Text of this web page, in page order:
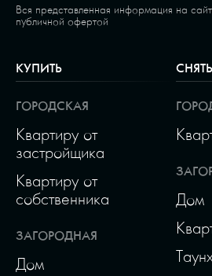
КУПИТЬ
ГОРОДСКАЯ
Квартиру от
застройщика
Квартиру от
собственника
ЗАГОРОДНАЯ
Дом
СНЯТЬ
Дом
Вся представленная информация на
публичной офертой